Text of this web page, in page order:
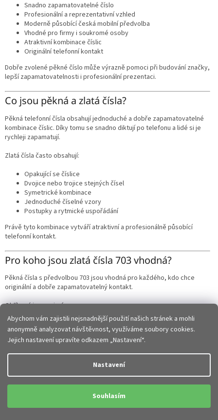
Abychom vám zajistili nejsnadnější použití našich stránek a mohli
anonymně analyzovat návštěvnost, využíváme soubory cookies.
Jejich nastavení upravíte odkazem „Nastavení“.
Nastavení
Souhlasím
Snadno zapamatovatelné číslo
Profesionální a reprezentativní vzhled
Moderně působící česká mobilní předvolba
Vhodné pro firmy i soukromé osoby
Atraktivní kombinace číslic
Originální telefonní kontakt
Dobře zvolené pěkné číslo může výrazně pomoci při budování značky,
lepší zapamatovatelnosti i profesionální prezentaci.
Co jsou pěkná a zlatá čísla?
Pěkná telefonní čísla obsahují jednoduché a dobře zapamatovatelné
kombinace číslic. Díky tomu se snadno diktují po telefonu a lidé si je
rychleji zapamatují.
Zlatá čísla často obsahují:
Opakující se číslice
Dvojice nebo trojice stejných čísel
Symetrické kombinace
Jednoduché číselné vzory
Postupky a rytmické uspořádání
Právě tyto kombinace vytváří atraktivní a profesionálně působící
telefonní kontakt.
Pro koho jsou zlatá čísla 703 vhodná?
Pěkná čísla s předvolbou 703 jsou vhodná pro každého, kdo chce
originální a dobře zapamatovatelný kontakt.
Oblíbená jsou zejména pro:
Firmy a podnikatele
Obchodní zástupce
Zákaznické linky
Řemeslníky a služby
Manažery a profesionály
Kvalitní reprezentativní telefonní číslo může zákazníkům usnadnit
kontaktování firmy a zároveň působí důvěryhodněji při komunikaci.